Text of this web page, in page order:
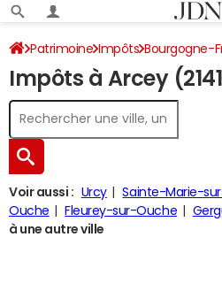
Patrimoine Impôts Bourgogne-
Côte-d'Or Arcey Impôt sur le
Impôts à Arcey
Voir aussi : Urcy Sainte-Marie-
Ouche
Fleurey-sur-Ouche
à une autre ville